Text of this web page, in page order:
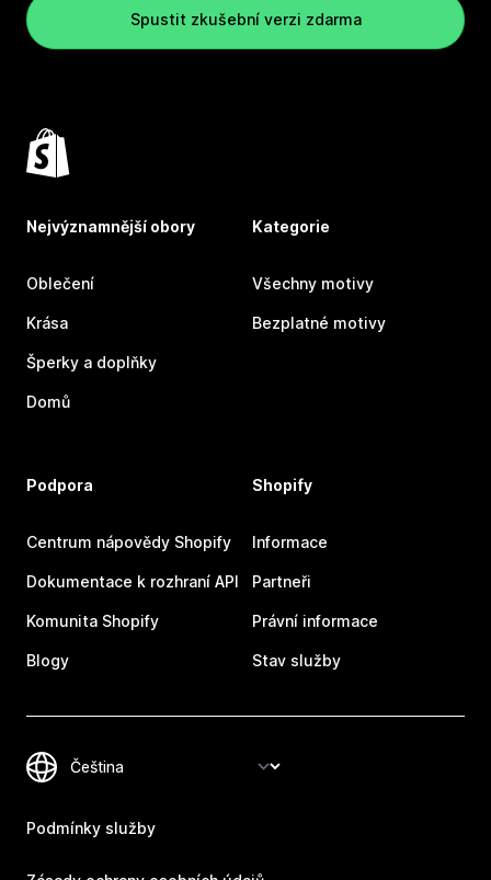
Spustit zkušební verzi zdarma
Nejvýznamnější obory
Oblečení
Krása
Šperky a doplňky
Domů
Kategorie
Všechny motivy
Bezplatné motivy
Podpora
Centrum nápovědy Shopify
Dokumentace k rozhraní API
Komunita Shopify
Blogy
Shopify
Informace
Partneři
Právní informace
Stav služby
Podmínky služby